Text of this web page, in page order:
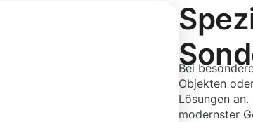
Bei
Objekten
Lösungen
modernster